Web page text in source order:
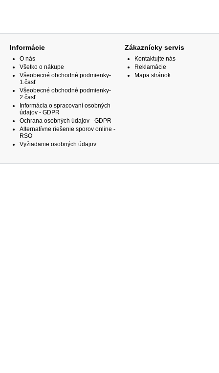
Informácie
O nás
Všetko o nákupe
Všeobecné obchodné podmienky-
1.časť
Všeobecné obchodné podmienky-
2.časť
Informácia o spracovaní osobných
údajov - GDPR
Ochrana osobných údajov - GDPR
Alternatívne riešenie sporov online -
RSO
Vyžiadanie osobných údajov
Zákaznícky servis
Kontaktujte nás
Reklamácie
Mapa stránok